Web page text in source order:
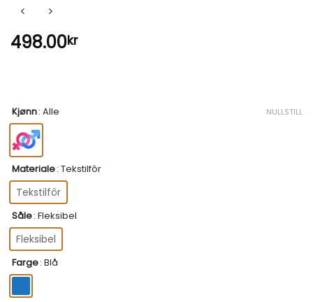
498.00kr
Kjønn: Alle
Materiale: Tekstilfôr
Tekstilfôr
Såle: Fleksibel
Fleksibel
Farge: Blå
NULLSTILL